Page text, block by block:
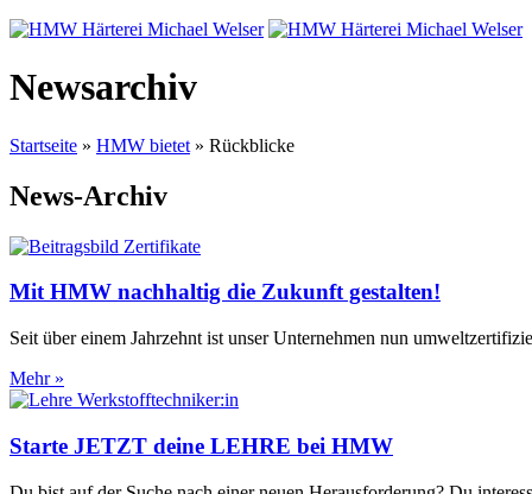
Newsarchiv
Startseite » HMW bietet » Rückblicke
News-Archiv
Mit HMW nachhaltig die Zukunft gestalten!
Seit über einem Jahrzehnt ist unser Unternehmen nun
Mehr »
Starte JETZT deine LEHRE bei HMW